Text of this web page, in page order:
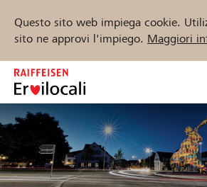
Questo sito web impiega cookie.
sito ne approvi l'impiego. Maggiori
Zum
Inhalt
springen
Inizia ora